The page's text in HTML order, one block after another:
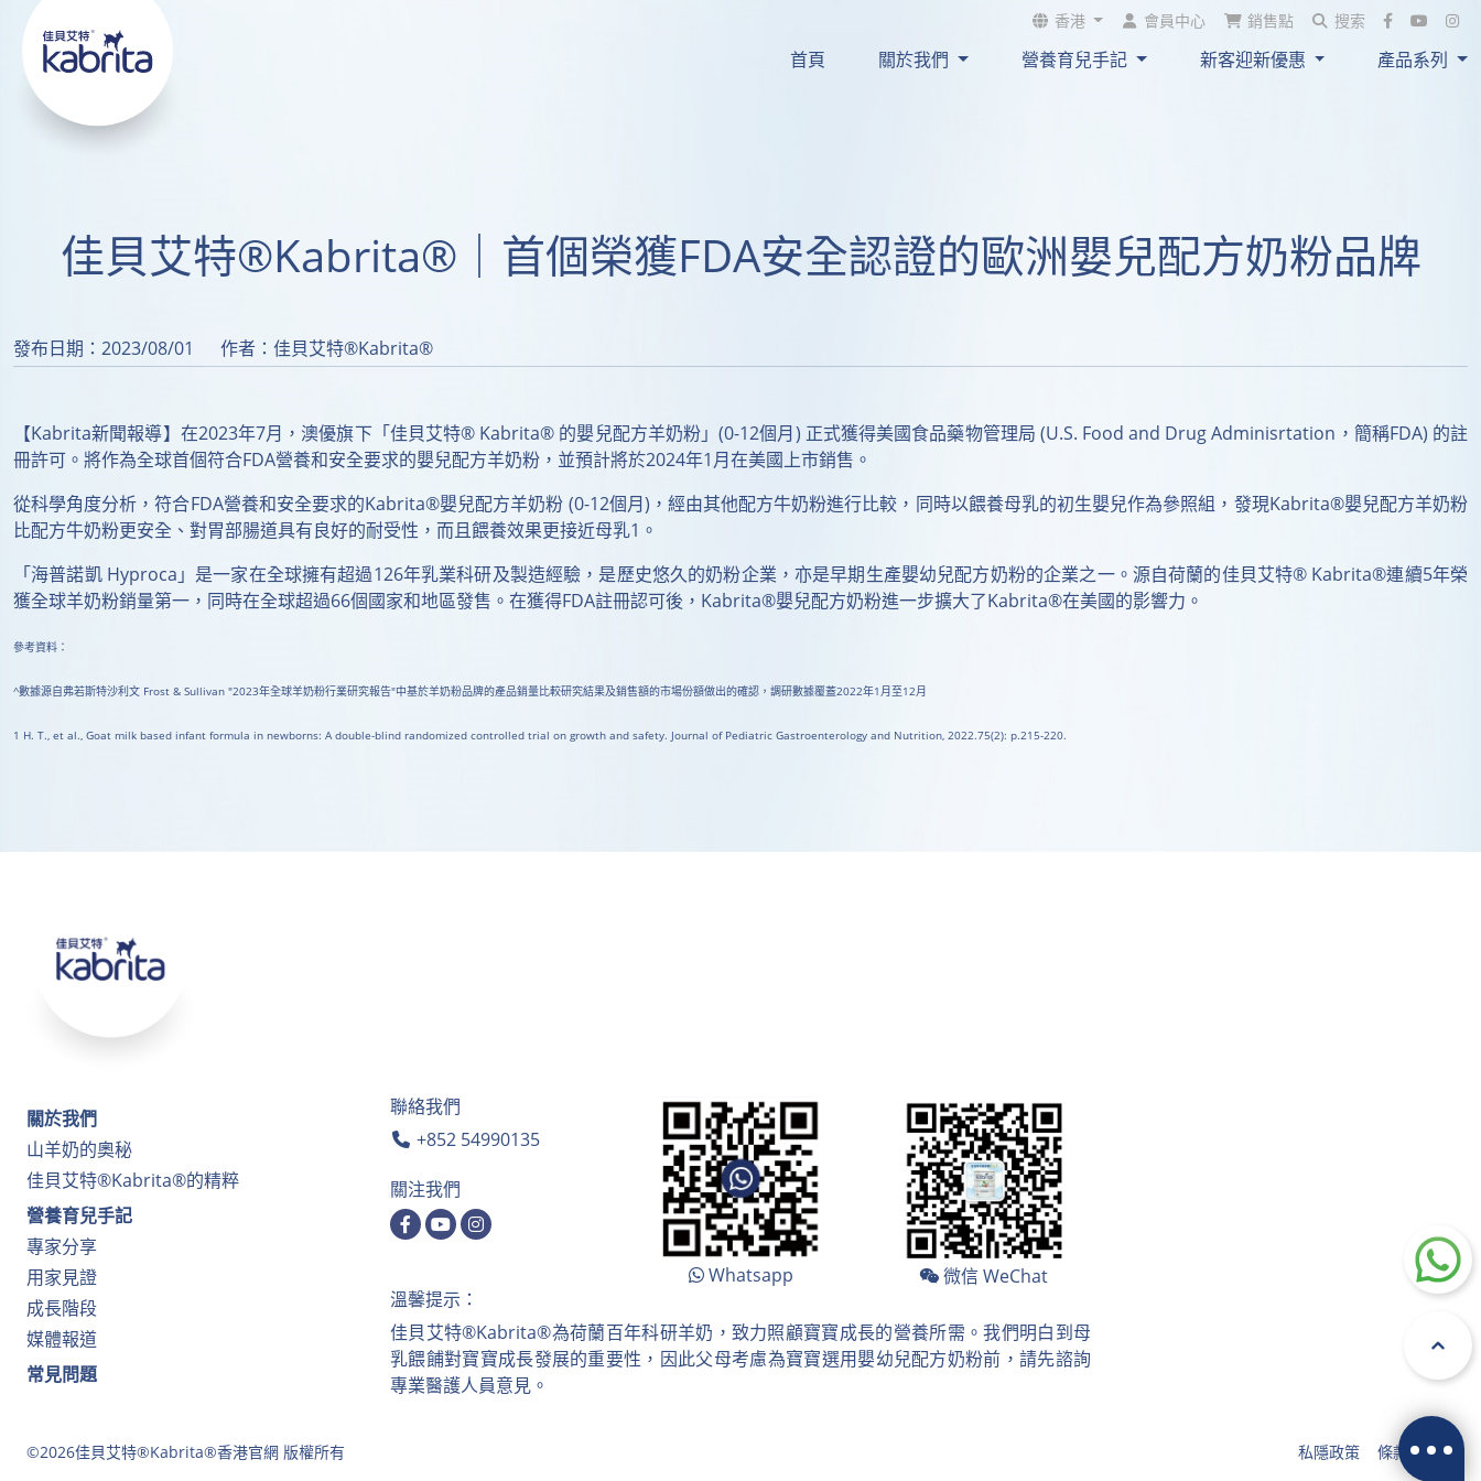
香港 會員中心 銷售點 搜索
首頁 關於我們 營養育兒手記 新客迎新優惠 產品系列
佳貝艾特®Kabrita®｜首個榮獲FDA安全認證的歐洲嬰兒配方奶粉品牌
發布日期：2023/08/01 作者：佳貝艾特®Kabrita®
【Kabrita新聞報導】在2023年7月，澳優旗下「佳貝艾特® Kabrita® 的嬰兒配方羊奶粉」(0-12個月) 正式獲得美國食品藥物管理局 (U.S. Food and Drug Adminisrtation，簡稱FDA) 的註
冊許可。將作為全球首個符合FDA營養和安全要求的嬰兒配方羊奶粉，並預計將於2024年1月在美國上市銷售。
從科學角度分析，符合FDA營養和安全要求的Kabrita®嬰兒配方羊奶粉 (0-12個月)，經由其他配方牛奶粉進行比較，同時以餵養母乳的初生嬰兒作為參照組，發現Kabrita®嬰兒配方羊奶粉
比配方牛奶粉更安全、對胃部腸道具有良好的耐受性，而且餵養效果更接近母乳1。
「海普諾凱 Hyproca」是一家在全球擁有超過126年乳業科研及製造經驗，是歷史悠久的奶粉企業，亦是早期生產嬰幼兒配方奶粉的企業之一。源自荷蘭的佳貝艾特® Kabrita®連續5年榮
獲全球羊奶粉銷量第一，同時在全球超過66個國家和地區發售。在獲得FDA註冊認可後，Kabrita®嬰兒配方奶粉進一步擴大了Kabrita®在美國的影響力。
參考資料：
^數據源自弗若斯特沙利文 Frost & Sullivan "2023年全球羊奶粉行業研究報告"中基於羊奶粉品牌的產品銷量比較研究結果及銷售額的市場份額做出的確認，調研數據覆蓋2022年1月至12月
1 H. T., et al., Goat milk based infant formula in newborns: A double-blind randomized controlled trial on growth and safety. Journal of Pediatric Gastroenterology and Nutrition, 2022.75(2): p.215-220.
關於我們
山羊奶的奧秘
佳貝艾特®Kabrita®的精粹
營養育兒手記
專家分享
用家見證
成長階段
媒體報道
常見問題
聯絡我們
+852 54990135
關注我們
Whatsapp
微信 WeChat
溫馨提示：
佳貝艾特®Kabrita®為荷蘭百年科研羊奶，致力照顧寶寶成長的營養所需。我們明白到母
乳餵餔對寶寶成長發展的重要性，因此父母考慮為寶寶選用嬰幼兒配方奶粉前，請先諮詢
專業醫護人員意見。
©2026佳貝艾特®Kabrita®香港官網 版權所有 私隱政策 條款及細則
；與母乳貼近
被吸收嘅鈣皂，可避免
便秘 。而且同樣